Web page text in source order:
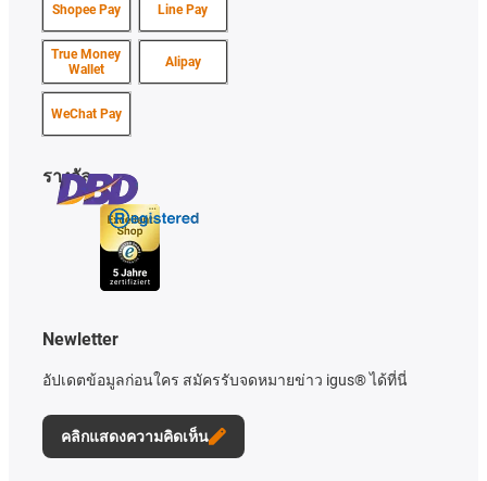
Shopee Pay Line Pay
True Money
Wallet
Alipay
WeChat Pay
รางวัล
Newletter
อัปเดตข้อมูลก่อนใคร สมัครรับจดหมายข่าว igus® ได้ที่นี่
คลิกแสดงความคิดเห็น